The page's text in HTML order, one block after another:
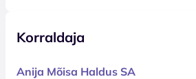
Korraldaja
Anija Mõisa Haldus SA